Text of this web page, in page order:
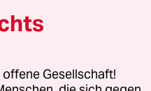
GmbH
Fragen oder für Genehmigungen
Gesellschaft!